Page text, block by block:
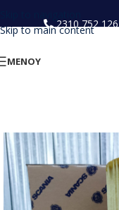
Skip to main content
2310 752 126
ΜΕΝΟΥ